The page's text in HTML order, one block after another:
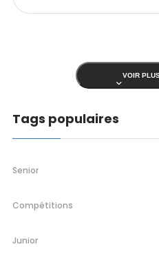
VOIR
Tags populaires
Senior
Compétitions
Junior